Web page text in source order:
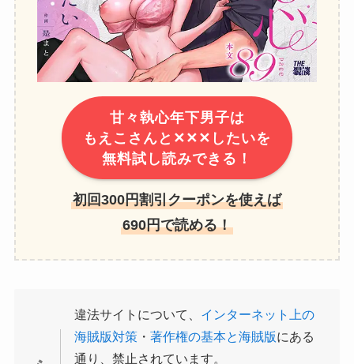
甘々執心年下男子は
もえこさんと✕✕✕したいを
無料試し読みできる！
初回300円割引クーポンを使えば
690円で読める！
違法サイトについて、 インターネット上の
海賊版対策 ・著作権の基本と海賊版にある
通り、禁止されています。